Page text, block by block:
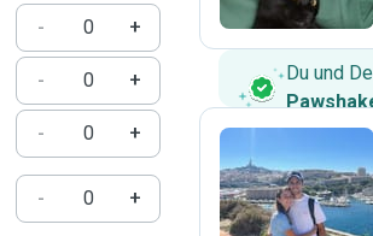
-
+
-
+
-
+
- +
Du und
A